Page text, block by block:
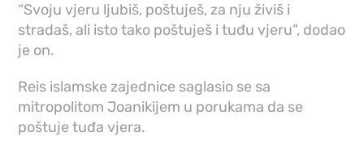
“Svoju vjeru ljubiš, poštuješ, za nju živiš i
stradaš, ali isto tako poštuješ i tuđu vjeru”, dodao
je on.
Reis islamske zajednice saglasio se sa
mitropolitom Joanikijem u porukama da se
poštuje tuđa vjera.